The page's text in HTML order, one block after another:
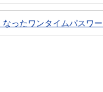
なったワンタイムパスワ